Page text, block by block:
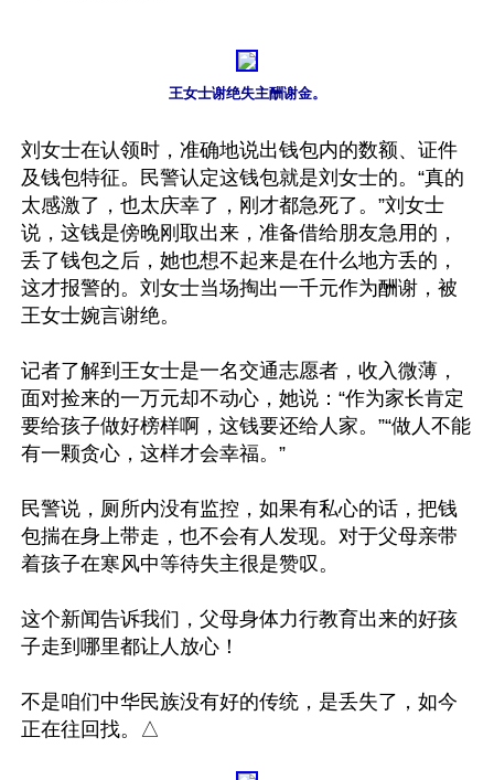
王女士谢绝失主酬谢金。
刘女士在认领时，准确地说出钱包内的数额、证件
及钱包特征。民警认定这钱包就是刘女士的。“真的
太感激了，也太庆幸了，刚才都急死了。”刘女士
说，这钱是傍晚刚取出来，准备借给朋友急用的，
丢了钱包之后，她也想不起来是在什么地方丢的，
这才报警的。刘女士当场掏出一千元作为酬谢，被
王女士婉言谢绝。
记者了解到王女士是一名交通志愿者，收入微薄，
面对捡来的一万元却不动心，她说：“作为家长肯定
要给孩子做好榜样啊，这钱要还给人家。”“做人不能
有一颗贪心，这样才会幸福。”
民警说，厕所内没有监控，如果有私心的话，把钱
包揣在身上带走，也不会有人发现。对于父母亲带
着孩子在寒风中等待失主很是赞叹。
这个新闻告诉我们，父母身体力行教育出来的好孩
子走到哪里都让人放心！
不是咱们中华民族没有好的传统，是丢失了，如今